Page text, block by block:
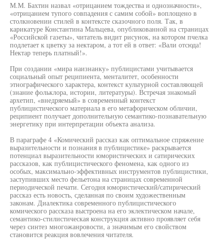
М.М. Бахтин назвал «отрицанием тождества и однозначности»,
«отрицанием тупого совпадения с самим собой» воплощено в
столкновении стилей в контексте сказочного поля. Так, в
карикатуре Константина Мальцева, опубликованной на страницах
«Российской газеты», читатель видит рисунок, на котором пчелка
подлетает к цветку за нектаром, а тот ей в ответ: «Вали отсюда!
Нектар теперь платный!».
При создании «мира наизнанку» публицистами учитывается
социальный опыт реципиента, менталитет, особенности
этнографического характера, контекст культурной составляющей
(знание фольклора, истории, литературы). Встречая знакомый
архетип, «внедряемый» в современный контекст
публицистического материала в его метафорическом обличии,
реципиент получает дополнительную семантико-познавательную
энергетику при интерпретации объекта анализа.
В параграфе 4 «Комический рассказ как оптимальное спряжение
выразительности и познания в публицистике» раскрывается
потенциал выразительности юмористических и сатирических
рассказов, как публицистического феномена, как одного из
особых, максимально-эффективных инструментов публицистики,
заступивших место фельетона на страницах современной
периодической печати. Сегодня юмористический/сатирический
рассказ есть новость, сделанная по своим художественным
законам. Диалектика современного публицистического
комического рассказа выстроена на его эклектическом начале,
семантико-стилистическая конструкция активно проявляет себя
через синтез многожанровости, а значимым его свойством
становится реакция вовлечения читателя.